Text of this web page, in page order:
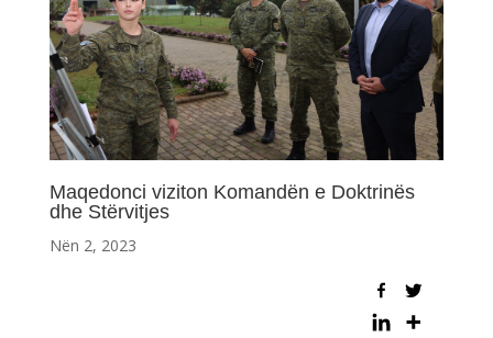
Maqedonci viziton Komandën e Doktrinës
dhe Stërvitjes
Nën 2, 2023